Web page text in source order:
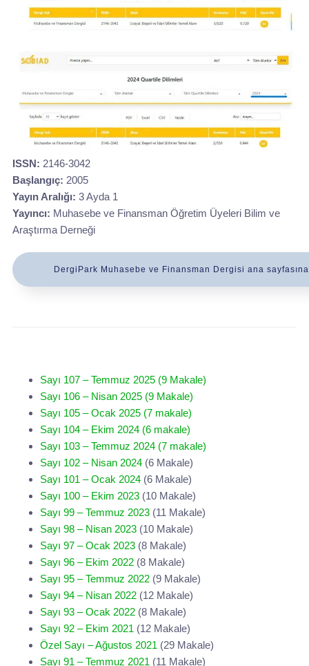
ISSN: 2146-3042
Başlangıç: 2005
Yayın Aralığı: 3 Ayda 1
Yayıncı: Muhasebe ve Finansman Öğretim Üyeleri Bilim ve
Araştırma Derneği
DergiPark Muhasebe ve Finansman Dergisi ana sayfasına
Sayı 107 – Temmuz 2025 (9 Makale)
Sayı 106 – Nisan 2025 (9 Makale)
Sayı 105 – Ocak 2025 (7 makale)
Sayı 104 – Ekim 2024 (6 makale)
Sayı 103 – Temmuz 2024 (7 makale)
Sayı 102 – Nisan 2024(6 Makale)
Sayı 101 – Ocak 2024(6 Makale)
Sayı 100 – Ekim 2023(10 Makale)
Sayı 99 – Temmuz 2023(11 Makale)
Sayı 98 – Nisan 2023(10 Makale)
Sayı 97 – Ocak 2023(8 Makale)
Sayı 96 – Ekim 2022(8 Makale)
Sayı 95 – Temmuz 2022(9 Makale)
Sayı 94 – Nisan 2022(12 Makale)
Sayı 93 – Ocak 2022(8 Makale)
Sayı 92 – Ekim 2021 (12 Makale)
Özel Sayı – Ağustos 2021 (29 Makale)
Sayı 91 – Temmuz 2021 (11 Makale)